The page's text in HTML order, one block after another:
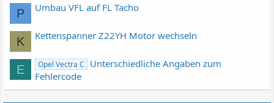
P Umbau VFL auf FL Tacho
K Kettenspanner Z22YH Motor wechseln
E Opel Vectra C
Unterschiedliche Angaben zum
Fehlercode